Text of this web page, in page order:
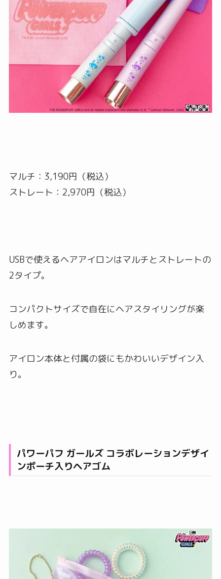
マルチ：3,190円（税込）
ストレート：2,970円（税込）
USBで使えるヘアアイロンはマルチとストレートの
2タイプ。
コンパクトサイズで自在にヘアスタイリングが楽
しめます。
アイロン本体と付属の袋にもかわいいデザイン入
り。
パワーパフ ガールズ コラボレーションデザイ
ンポーチ入りヘアゴム